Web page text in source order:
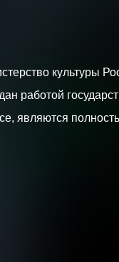
культуры
работой
являются